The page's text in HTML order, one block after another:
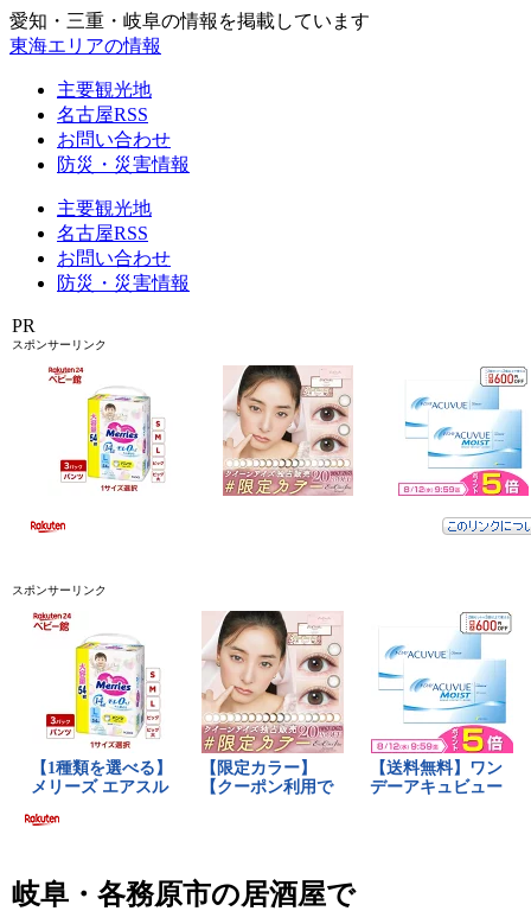
愛知・三重・岐阜の情報を掲載しています
東海エリアの情報
主要観光地
名古屋RSS
お問い合わせ
防災・災害情報
主要観光地
名古屋RSS
お問い合わせ
防災・災害情報
PR
スポンサーリンク
スポンサーリンク
岐阜・各務原市の居酒屋で